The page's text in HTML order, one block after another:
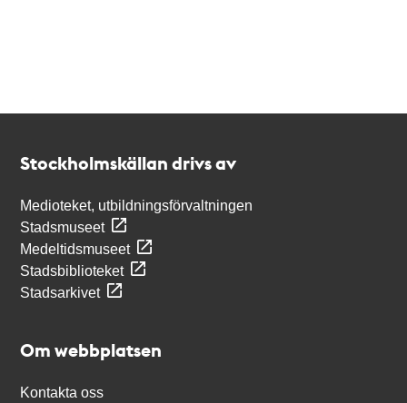
Stockholmskällan drivs av
Medioteket, utbildningsförvaltningen
Stadsmuseet
Medeltidsmuseet
Stadsbiblioteket
Stadsarkivet
Om webbplatsen
Kontakta oss